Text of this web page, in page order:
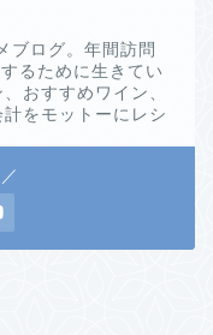
ブログ。年間訪問
るために生きてい
おすすめワイン、
をモットーにレシ